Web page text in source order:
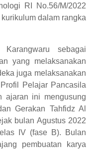
RI No.56/M/2022
dalam rangka
Karangwaru sebagai
yang melaksanakan
juga melaksanakan
Pelajar Pancasila
ajaran ini mengusung
Gerakan Tahfidz Al
bulan Agustus 2022
IV (fase B). Bulan
pembuatan karya